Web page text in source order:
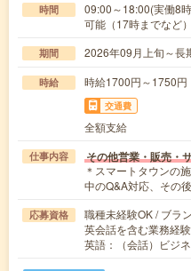
時間
09:00～18:00(実働8
可能（17時までなど）
期間 2026年09月上旬～
時給 時給1700円～1750
交通費
全額支給
仕事内容 その他営業・販売・
＊スマートタウンの
中のQ&A対応、その
応募資格
職種未経験OK / ブラ
英会話を含む業務経
英語：（会話）ビジ